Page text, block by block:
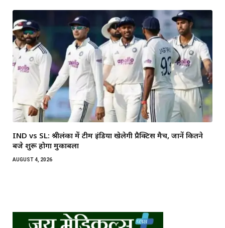
IND vs SL: श्रीलंका में टीम इंडिया खेलेगी प्रैक्टिस मैच, जानें कितने
बजे शुरू होगा मुकाबला
AUGUST 4, 2026